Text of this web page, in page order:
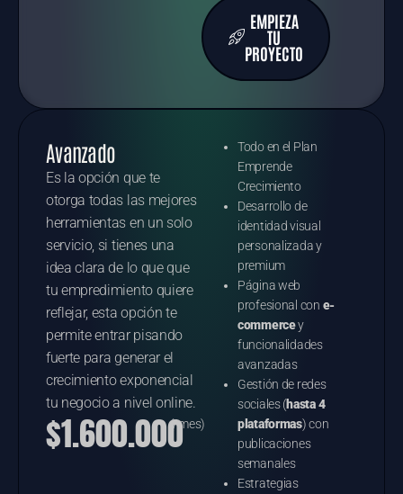
EMPIEZA
TU
PROYECTO
Avanzado
Es la opción que te
otorga todas las mejores
herramientas en un solo
servicio, si tienes una
idea clara de lo que que
tu empredimiento quiere
reflejar, esta opción te
permite entrar pisando
fuerte para generar el
crecimiento exponencial
tu negocio a nivel online.
$1.600.000(/mes)
Todo en el Plan
Emprende
Crecimiento
Desarrollo de
identidad visual
personalizada y
premium
Página web
profesional con e-
commercey
funcionalidades
avanzadas
Gestión de redes
sociales (hasta 4
plataformas) con
publicaciones
semanales
Estrategias